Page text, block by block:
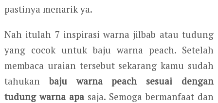
pastinya menarik ya.
Nah itulah 7 inspirasi warna jilbab atau tudung
yang cocok untuk baju warna peach. Setelah
membaca uraian tersebut sekarang kamu sudah
tahukanbaju warna peach sesuai dengan
tudung warna apasaja. Semoga bermanfaat dan